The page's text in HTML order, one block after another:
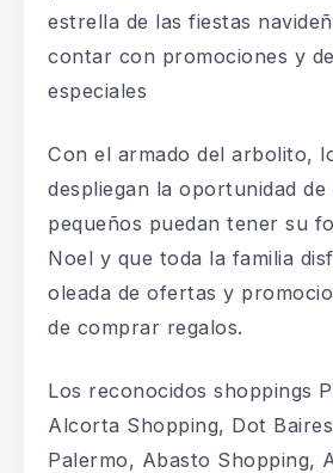
estrella de las fiestas
contar con promociones y
especiales
Con el armado del arbolito,
despliegan la oportunidad de
pequeños puedan tener su
Noel y que toda la familia
oleada de ofertas y
de comprar regalos.
Los reconocidos shoppings
Alcorta Shopping, Dot
Palermo, Abasto Shopping,